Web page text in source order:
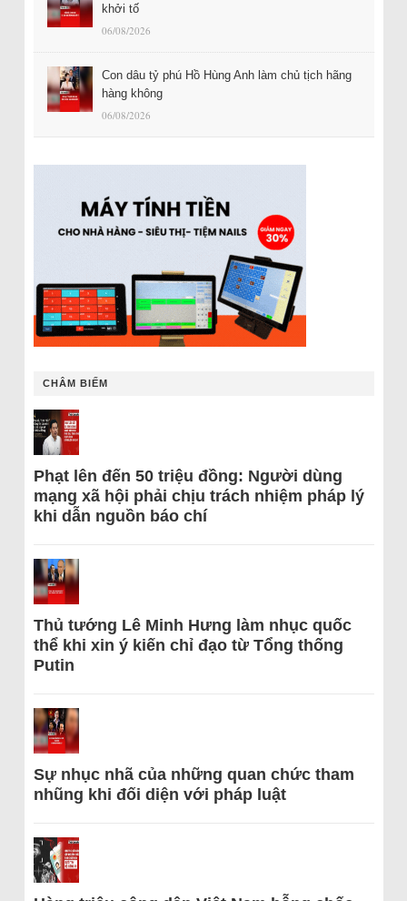
khởi tố
06/08/2026
Con dâu tỷ phú Hồ Hùng Anh làm chủ tịch hãng
hàng không
06/08/2026
CHÂM BIẾM
Phạt lên đến 50 triệu đồng: Người dùng
mạng xã hội phải chịu trách nhiệm pháp lý
khi dẫn nguồn báo chí
Thủ tướng Lê Minh Hưng làm nhục quốc
thể khi xin ý kiến chỉ đạo từ Tổng thống
Putin
Sự nhục nhã của những quan chức tham
nhũng khi đối diện với pháp luật